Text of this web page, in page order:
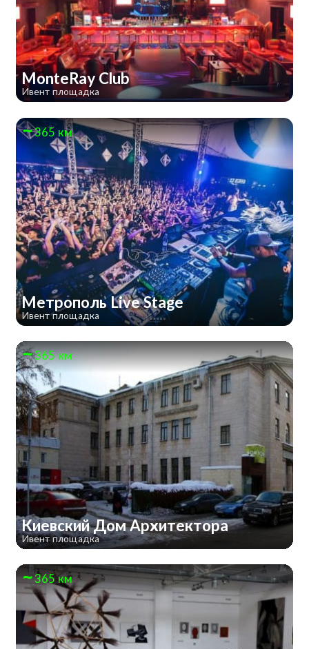
MonteRay Club
Ивент площадка
365 км
Метрополь Live Stage
Ивент площадка
365 км
Киевский Дом Архитектора
Ивент площадка
365 км